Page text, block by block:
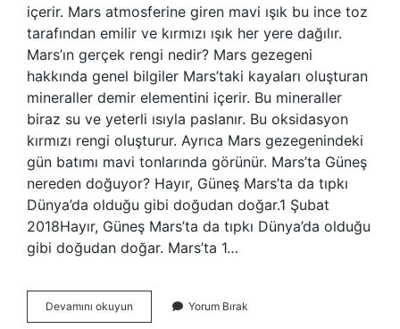
içerir. Mars atmosferine giren mavi ışık bu ince toz
tarafından emilir ve kırmızı ışık her yere dağılır.
Mars’ın gerçek rengi nedir? Mars gezegeni
hakkında genel bilgiler Mars’taki kayaları oluşturan
mineraller demir elementini içerir. Bu mineraller
biraz su ve yeterli ısıyla paslanır. Bu oksidasyon
kırmızı rengi oluşturur. Ayrıca Mars gezegenindeki
gün batımı mavi tonlarında görünür. Mars’ta Güneş
nereden doğuyor? Hayır, Güneş Mars’ta da tıpkı
Dünya’da olduğu gibi doğudan doğar.1 Şubat
2018Hayır, Güneş Mars’ta da tıpkı Dünya’da olduğu
gibi doğudan doğar. Mars’ta 1…
Devamını okuyun
Güneş
Yorum Bırak